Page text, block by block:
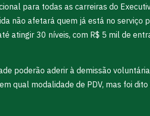
para todas as carreiras do
não afetará quem já está no serviço
atingir 30 níveis, com R$ 5 mil de
poderão aderir à demissão
qual modalidade de PDV, mas foi